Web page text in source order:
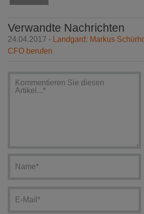
Verwandte Nachrichten
24.04.2017 - Landgard: Markus
CFO berufen